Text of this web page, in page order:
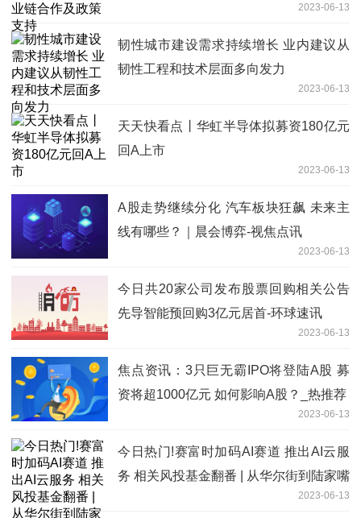
2023-06-13
韧性城市建设需求持续增长 业内建议从
韧性工程和技术层面多向发力
2023-06-13
天天快看点丨华虹半导体拟募资180亿元
回A上市
2023-06-13
A股走势继续分化 汽车板块狂飙 未来主
线有哪些？｜晨会博弈-视焦点讯
2023-06-13
今日共20家公司发布股票回购相关公告
先导智能预回购3亿元居首-环球速讯
2023-06-13
焦点资讯：3只巨无霸IPO将登陆A股 募
资将超1000亿元 如何影响A股？_热推荐
2023-06-13
今日热门!赛富时加码AI赛道 推出AI云服
务 相关风投基金翻番 | 从华尔街到陆家嘴
2023-06-13